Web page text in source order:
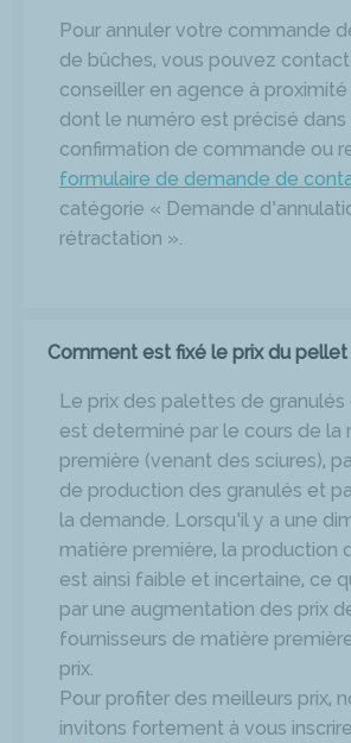
Pour annuler votre commande
de bûches, vous pouvez
conseiller en agence à
dont le numéro est précisé dans
confirmation de commande ou
formulaire de demande de
catégorie « Demande
rétractation ».
Comment est fixé le prix du pellet
Le prix des palettes de granulés
est determiné par le cours de la
première (venant des sciures),
de production des granulés et
la demande. Lorsqu’il y a une
matière première, la production
est ainsi faible et incertaine, ce
par une augmentation des prix
fournisseurs de matière
prix.
Pour profiter des meilleurs prix,
invitons fortement à vous